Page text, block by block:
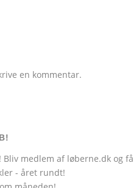
en kommentar.
medlem af løberne.dk og få
- året rundt!